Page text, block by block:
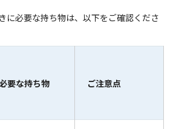
に必要な持ち物は、以下をご確認くださ
要な持ち物 ご注意点